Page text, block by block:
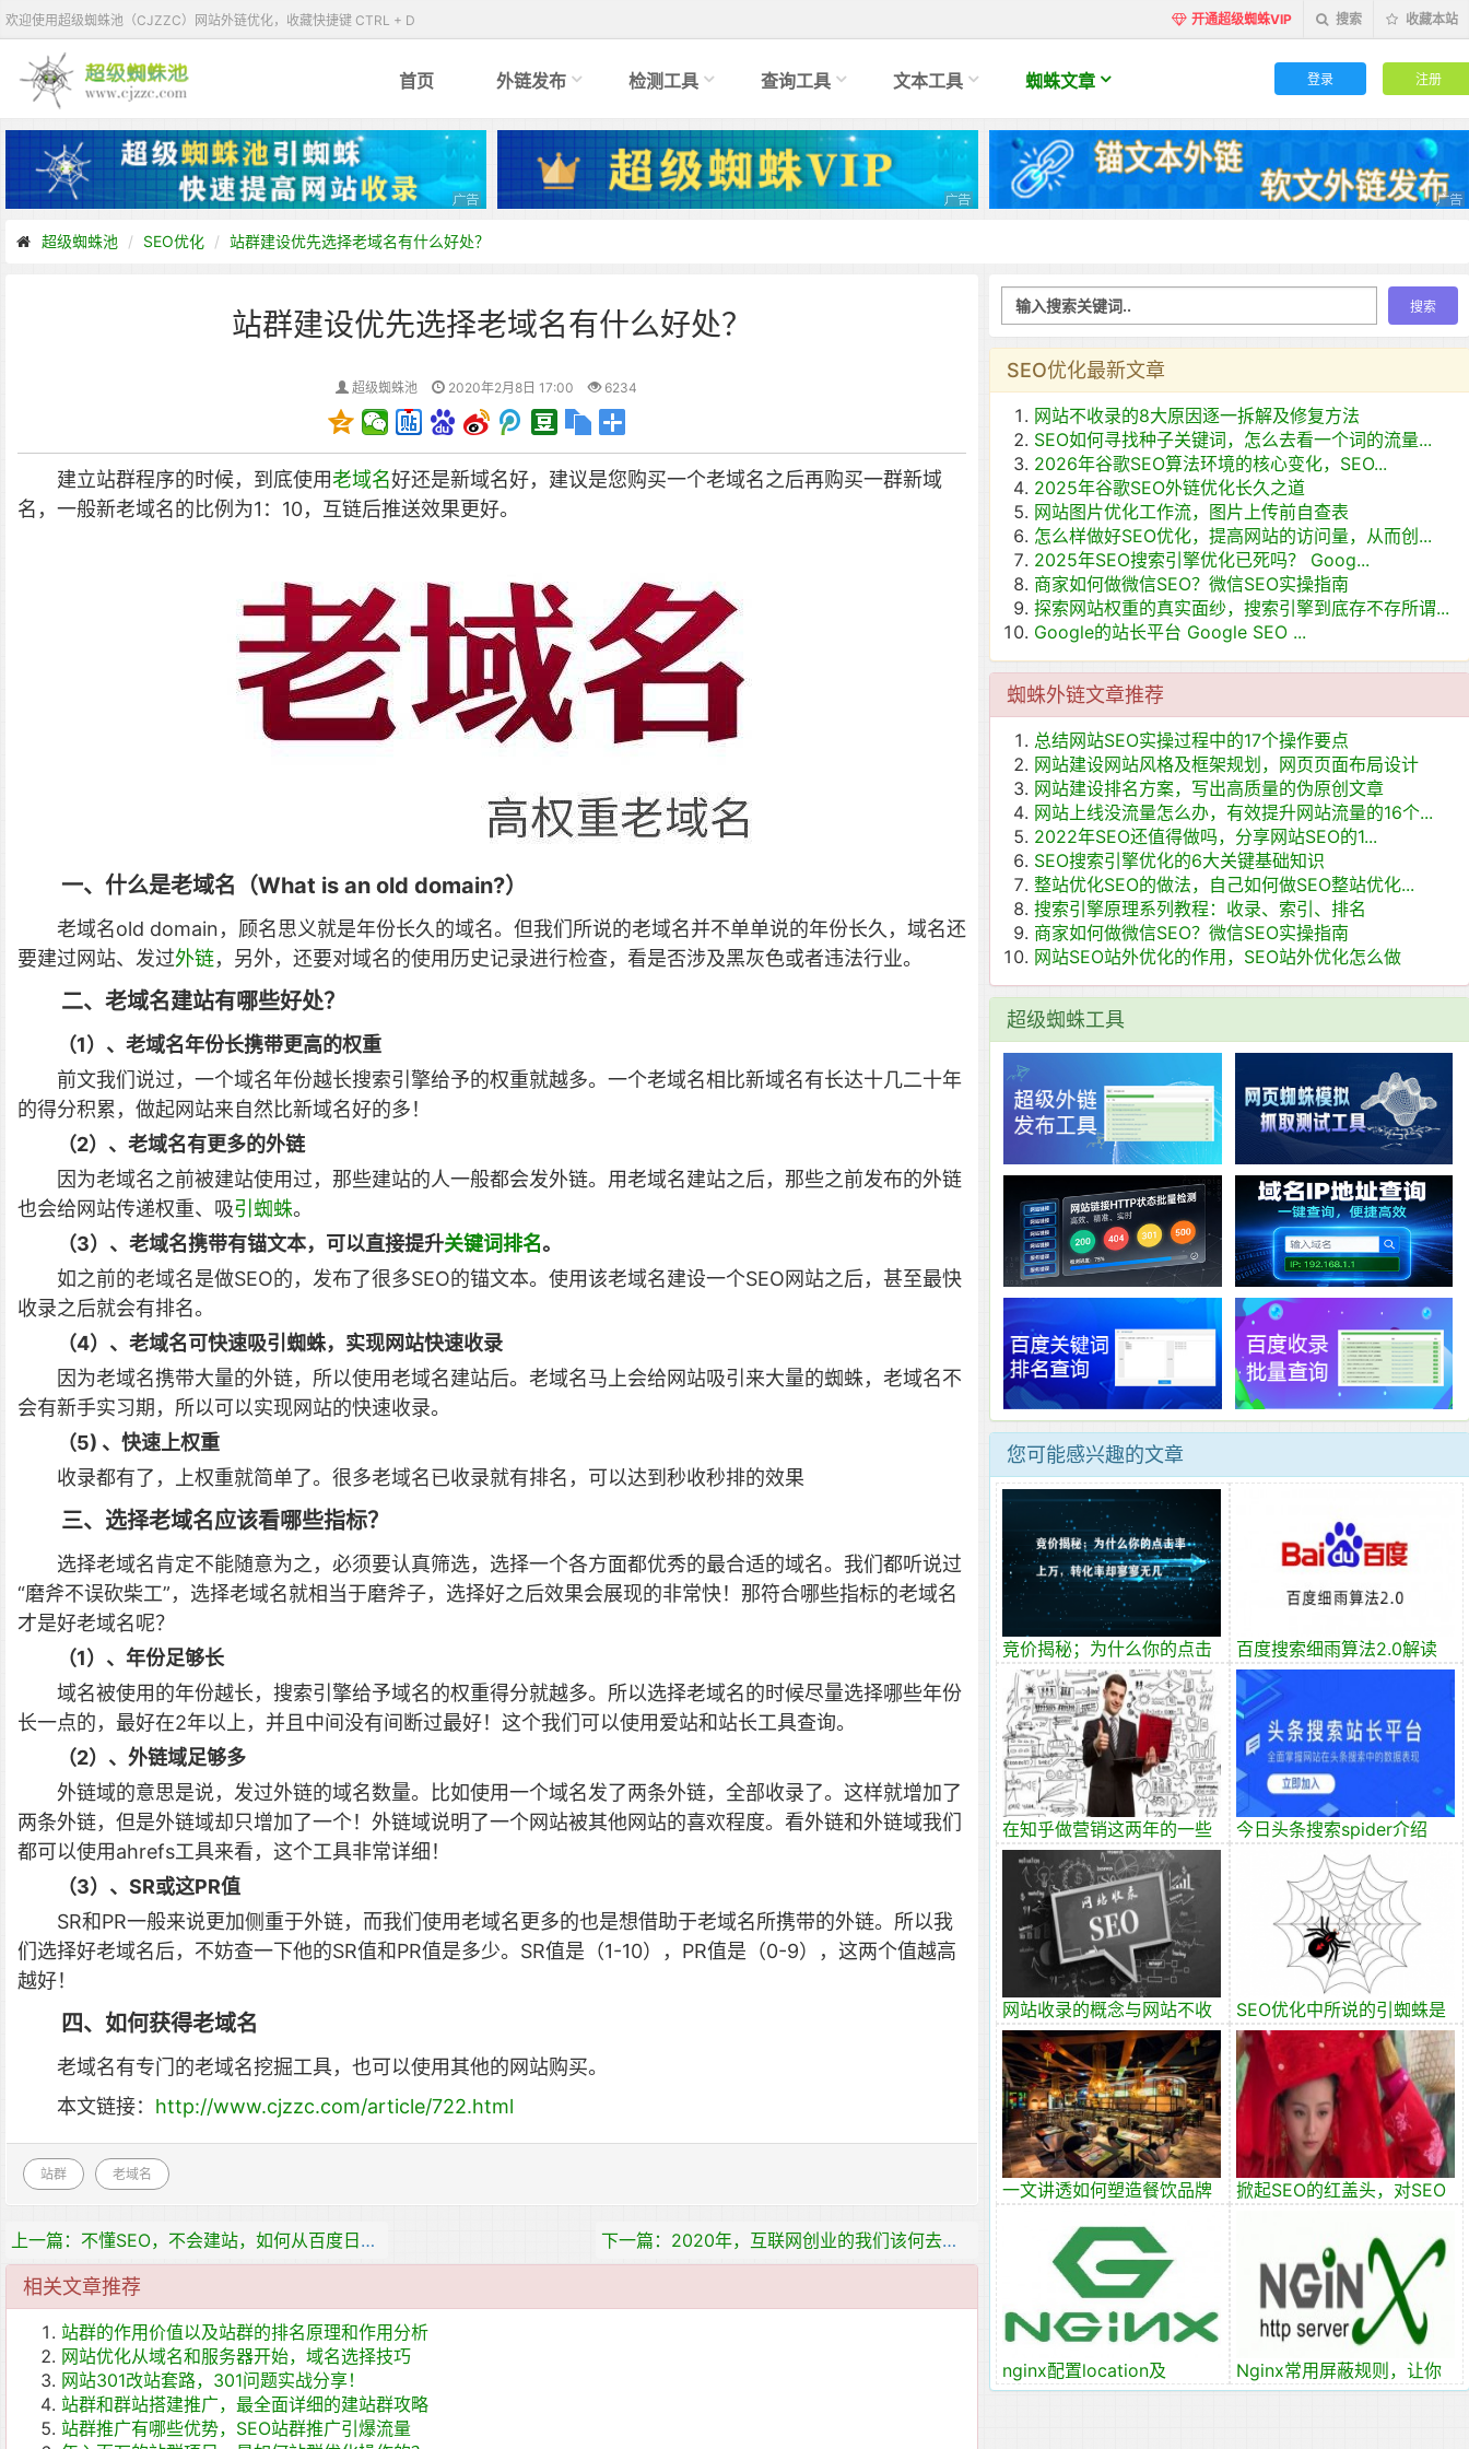
欢迎使用超级蜘蛛池（CJZZC）网站外链优化，收藏快捷键 CTRL + D 开通超级蜘蛛VIP 搜索 收藏本站
首页 外链发布 检测工具 查询工具 文本工具 蜘蛛文章 登录 注册
超级蜘蛛池 SEO优化 站群建设优先选择老域名有什么好处？
站群建设优先选择老域名有什么好处？
超级蜘蛛池 2020年2月8日 17:00 6234
建立站群程序的时候，到底使用老域名好还是新域名好， 建议是您购买一个老域名之后再购买一群新域
名， 一般新老域名的比例为1：10， 互链后推送效果更好。
一、什么是老域名（What is an old domain?）
老域名old domain，顾名思义就是年份长久的域名。但我们所说的老域名并不单单说的年份长久，域名还
要建过网站、发过外链，另外，还要对域名的使用历史记录进行检查，看是否涉及黑灰色或者违法行业。
二、老域名建站有哪些好处？
（1）、老域名年份长携带更高的权重
前文我们说过，一个域名年份越长搜索引擎给予的权重就越多。一个老域名相比新域名有长达十几二十年
的得分积累，做起网站来自然比新域名好的多！
（2）、老域名有更多的外链
因为老域名之前被建站使用过，那些建站的人一般都会发外链。用老域名建站之后，那些之前发布的外链
也会给网站传递权重、吸引蜘蛛。
（3）、老域名携带有锚文本，可以直接提升关键词排名。
如之前的老域名是做SEO的，发布了很多SEO的锚文本。使用该老域名建设一个SEO网站之后，甚至最快
收录之后就会有排名。
（4）、老域名可快速吸引蜘蛛，实现网站快速收录
因为老域名携带大量的外链，所以使用老域名建站后。老域名马上会给网站吸引来大量的蜘蛛，老域名不
会有新手实习期，所以可以实现网站的快速收录。
（5) 、快速上权重
收录都有了，上权重就简单了。很多老域名已收录就有排名，可以达到秒收秒排的效果
三、选择老域名应该看哪些指标？
选择老域名肯定不能随意为之，必须要认真筛选，选择一个各方面都优秀的最合适的域名。我们都听说过
“磨斧不误砍柴工”，选择老域名就相当于磨斧子，选择好之后效果会展现的非常快！那符合哪些指标的老域名
才是好老域名呢？
（1）、年份足够长
域名被使用的年份越长，搜索引擎给予域名的权重得分就越多。所以选择老域名的时候尽量选择哪些年份
长一点的，最好在2年以上，并且中间没有间断过最好！这个我们可以使用爱站和站长工具查询。
（2）、外链域足够多
外链域的意思是说，发过外链的域名数量。比如使用一个域名发了两条外链，全部收录了。这样就增加了
两条外链，但是外链域却只增加了一个！外链域说明了一个网站被其他网站的喜欢程度。看外链和外链域我们
都可以使用ahrefs工具来看，这个工具非常详细！
（3）、SR或这PR值
SR和PR一般来说更加侧重于外链，而我们使用老域名更多的也是想借助于老域名所携带的外链。所以我
们选择好老域名后，不妨查一下他的SR值和PR值是多少。SR值是（1-10），PR值是（0-9），这两个值越高
越好！
四、如何获得老域名
老域名有专门的老域名挖掘工具，也可以使用其他的网站购买。
本文链接： http://www.cjzzc.com/article/722.html
站群 老域名
上一篇：不懂SEO，不会建站，如何从百度日引流过万 下一篇：2020年，互联网创业的我们该何去何从
相关文章推荐
站群的作用价值以及站群的排名原理和作用分析
网站优化从域名和服务器开始，域名选择技巧
网站301改站套路，301问题实战分享！
站群和群站搭建推广，最全面详细的建站群攻略
站群推广有哪些优势，SEO站群推广引爆流量
SEO优化最新文章
网站不收录的8大原因逐一拆解及修复方法
SEO如何寻找种子关键词，怎么去看一个词的流量...
2026年谷歌SEO算法环境的核心变化，SEO...
2025年谷歌SEO外链优化长久之道
网站图片优化工作流，图片上传前自查表
怎么样做好SEO优化，提高网站的访问量，从而创...
2025年SEO搜索引擎优化已死吗？ Goog...
商家如何做微信SEO？微信SEO实操指南
探索网站权重的真实面纱，搜索引擎到底存不存所谓...
Google的站长平台 Google SEO ...
蜘蛛外链文章推荐
总结网站SEO实操过程中的17个操作要点
网站建设网站风格及框架规划，网页页面布局设计
网站建设排名方案，写出高质量的伪原创文章
网站上线没流量怎么办，有效提升网站流量的16个...
2022年SEO还值得做吗，分享网站SEO的1...
SEO搜索引擎优化的6大关键基础知识
整站优化SEO的做法，自己如何做SEO整站优化...
搜索引擎原理系列教程：收录、索引、排名
商家如何做微信SEO？微信SEO实操指南
网站SEO站外优化的作用，SEO站外优化怎么做
超级蜘蛛工具
您可能感兴趣的文章
竞价揭秘；为什么你的点击
率上万，转化率却寥寥无几
百度搜索细雨算法2.0解读
在知乎做营销这两年的一些
真实经验
今日头条搜索spider介绍
网站收录的概念与网站不收
录原因？
SEO优化中所说的引蜘蛛是
什么意思？
一文讲透如何塑造餐饮品牌
掀起SEO的红盖头，对SEO
nginx配置location及
rewrite规则重写
Nginx常用屏蔽规则，让你
的网站更安全